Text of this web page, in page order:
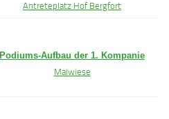
Antreteplatz Hof Bergfort
Podiums-Aufbau der 1. Kompanie
Maiwiese